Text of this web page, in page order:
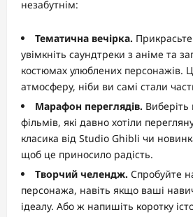
незабутнім:
Тематична вечірка.
увімкніть саундтреки з аніме та
костюмах улюблених персонажів.
атмосферу, ніби ви самі стали
Марафон переглядів. Виберіть
фільмів, які давно хотіли
класика від Studio Ghibli чи
щоб це приносило радість.
Творчий челендж. Спробуйте
персонажа, навіть якщо ваші
ідеалу. Або ж напишіть коротку